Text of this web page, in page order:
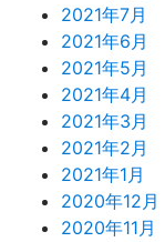
2021年7月
2021年6月
2021年5月
2021年4月
2021年3月
2021年2月
2021年1月
2020年12月
2020年11月